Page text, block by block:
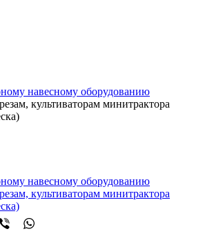
навесному оборудованию
культиваторам минитрактора
навесному оборудованию
культиваторам минитрактора